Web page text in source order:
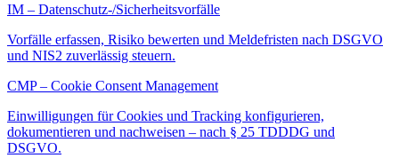
IM – Datenschutz-/Sicherheitsvorfälle
Vorfälle erfassen, Risiko bewerten und Meldefristen nach DSGVO
und NIS2 zuverlässig steuern.
CMP – Cookie Consent Management
Einwilligungen für Cookies und Tracking konfigurieren,
dokumentieren und nachweisen – nach § 25 TDDDG und
DSGVO.